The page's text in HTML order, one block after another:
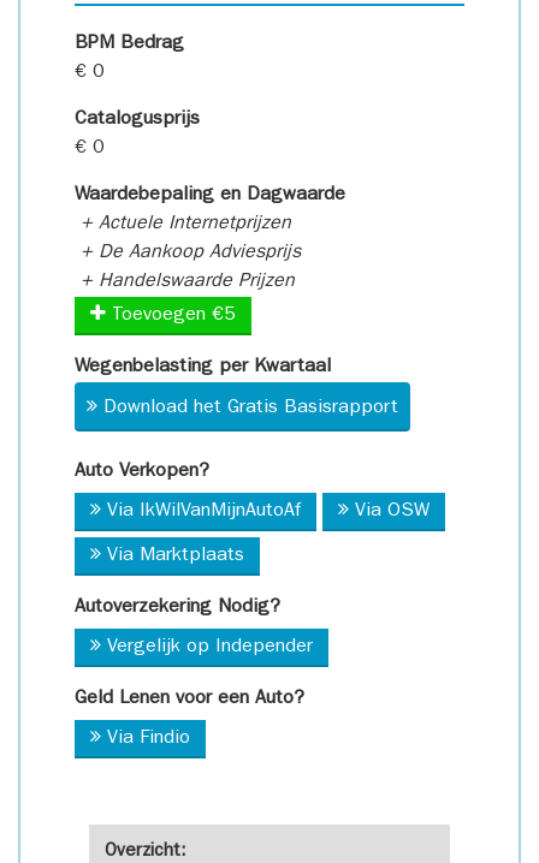
Overzicht:
BPM Bedrag
€ 0
Catalogusprijs
€ 0
Waardebepaling en Dagwaarde
+ Actuele Internetprijzen
+ De Aankoop Adviesprijs
+ Handelswaarde Prijzen
Toevoegen €5
Wegenbelasting per Kwartaal
Download het Gratis Basisrapport
Auto Verkopen?
Via IkWilVanMijnAutoAf Via OSW
Via Marktplaats
Autoverzekering Nodig?
Vergelijk op Independer
Geld Lenen voor een Auto?
Via Findio